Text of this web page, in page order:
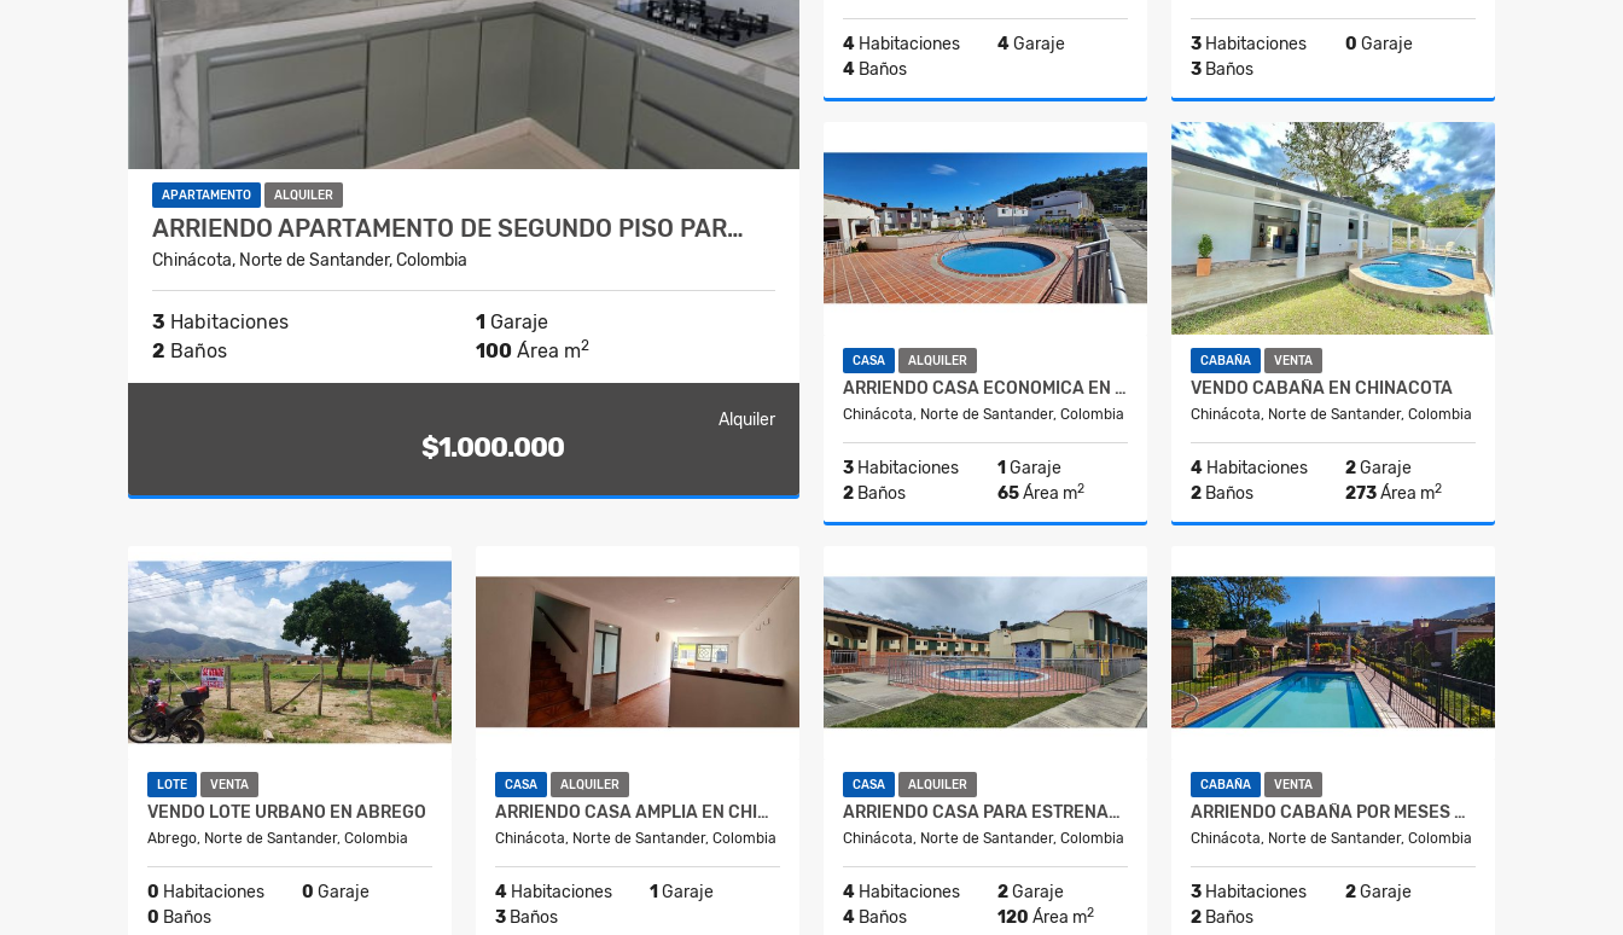
APARTAMENTO ALQUILER
ARRIENDO APARTAMENTO DE SEGUNDO PISO PAR…
Chinácota, Norte de Santander, Colombia
3 Habitaciones 1 Garaje
2 Baños 100 Área m2
Alquiler
$1.000.000
4 Habitaciones 4Garaje
4 Baños
$1.000.000
3 Habitaciones 0 Garaje
3 Baños
Alquiler
$700.000
CASA ALQUILER
ARRIENDO CASA ECONOMICA EN CHINACOTA
Chinácota, Norte de Santander, Colombia
3 Habitaciones 1 Garaje
2 Baños 65Área m2
$770.000
CABAÑA VENTA
VENDO CABAÑA EN CHINACOTA
Chinácota, Norte de Santander, Colombia
4 Habitaciones 2Garaje
2 Baños 273Área m2
$650.000.000
LOTE VENTA
VENDO LOTE URBANO EN ABREGO
Abrego, Norte de Santander, Colombia
0 Habitaciones 0 Garaje
0 Baños
CASA ALQUILER
ARRIENDO CASA AMPLIA EN CHINACOTA
Chinácota, Norte de Santander, Colombia
4 Habitaciones 1 Garaje
3 Baños
CASA ALQUILER
ARRIENDO CASA PARA ESTRENAR EN CONJUNTO CERRADO DE CHINACOTA
Chinácota, Norte de Santander, Colombia
4 Habitaciones 2Garaje
4 Baños 120 Área m2
CABAÑA VENTA
ARRIENDO CABAÑA POR MESES EN CHINACOTA
Chinácota, Norte de Santander, Colombia
3 Habitaciones 2Garaje
2 Baños